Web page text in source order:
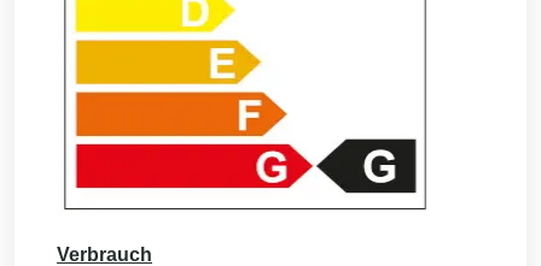
Verbrauch